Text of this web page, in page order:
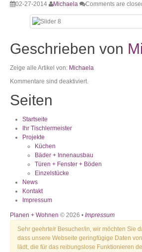
02-27-2014 Michaela Comments are
Geschrieben von
Zeige alle Artikel von: Michaela
Kommentare sind deaktiviert.
Seiten
Startseite
Ihr Tischlermeister
Projekte
Küchen
Bäder + Innenausbau
Türen + Fenster + Böden
Einzelstücke
News
Kontakt
Impressum
Planen + Wohnen © 2026 • Impressum
Sehr geehrte/r Besucher/in, wir möchten Sie
dass unsere Webseite geringfügige Daten
lädt, die für das reibungslose Funktionieren